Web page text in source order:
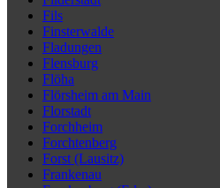
Fils
Finsterwalde
Fladungen
Flensburg
Flöha
Flörsheim am Main
Florstadt
Forchheim
Forchtenberg
Forst (Lausitz)
Frankenau